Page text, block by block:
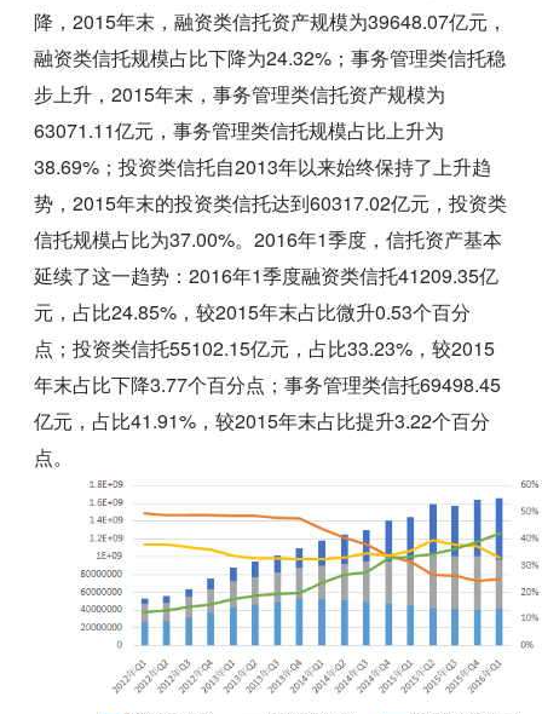
降，2015年末，融资类信托资产规模为39648.07亿元，
融资类信托规模占比下降为24.32%；事务管理类信托稳
步上升，2015年末，事务管理类信托资产规模为
63071.11亿元，事务管理类信托规模占比上升为
38.69%；投资类信托自2013年以来始终保持了上升趋
势，2015年末的投资类信托达到60317.02亿元，投资类
信托规模占比为37.00%。2016年1季度，信托资产基本
延续了这一趋势：2016年1季度融资类信托41209.35亿
元，占比24.85%，较2015年末占比微升0.53个百分
点；投资类信托55102.15亿元，占比33.23%，较2015
年末占比下降3.77个百分点；事务管理类信托69498.45
亿元，占比41.91%，较2015年末占比提升3.22个百分
点。